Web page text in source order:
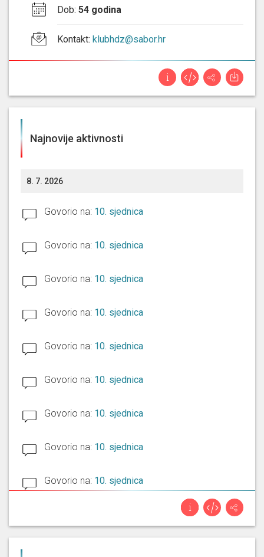
Dob: 54 godina
Kontakt: klubhdz@sabor.hr
Najnovije aktivnosti
8. 7. 2026
Govorio na: 10. sjednica
Govorio na: 10. sjednica
Govorio na: 10. sjednica
Govorio na: 10. sjednica
Govorio na: 10. sjednica
Govorio na: 10. sjednica
Govorio na: 10. sjednica
Govorio na: 10. sjednica
Govorio na: 10. sjednica